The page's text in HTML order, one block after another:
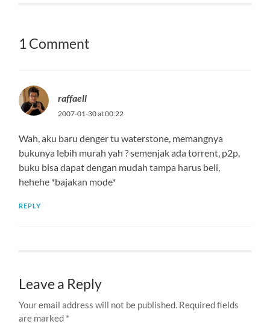
1 Comment
raffaell
2007-01-30 at 00:22
Wah, aku baru denger tu waterstone, memangnya
bukunya lebih murah yah ? semenjak ada torrent, p2p,
buku bisa dapat dengan mudah tampa harus beli,
hehehe *bajakan mode*
REPLY
Leave a Reply
Your email address will not be published. Required fields
are marked *